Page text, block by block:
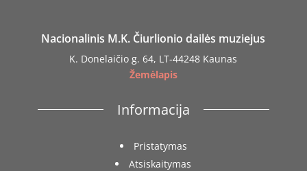
Nacionalinis M.K. Čiurlionio dailės muziejus
K. Donelaičio g. 64, LT-44248 Kaunas
Žemėlapis
Informacija
Pristatymas
Atsiskaitymas